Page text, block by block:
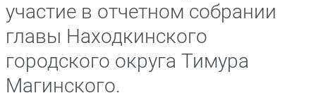
участие в отчетном собрании
главы Находкинского
городского округа Тимура
Магинского.